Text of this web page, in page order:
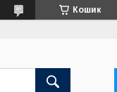
Кошик